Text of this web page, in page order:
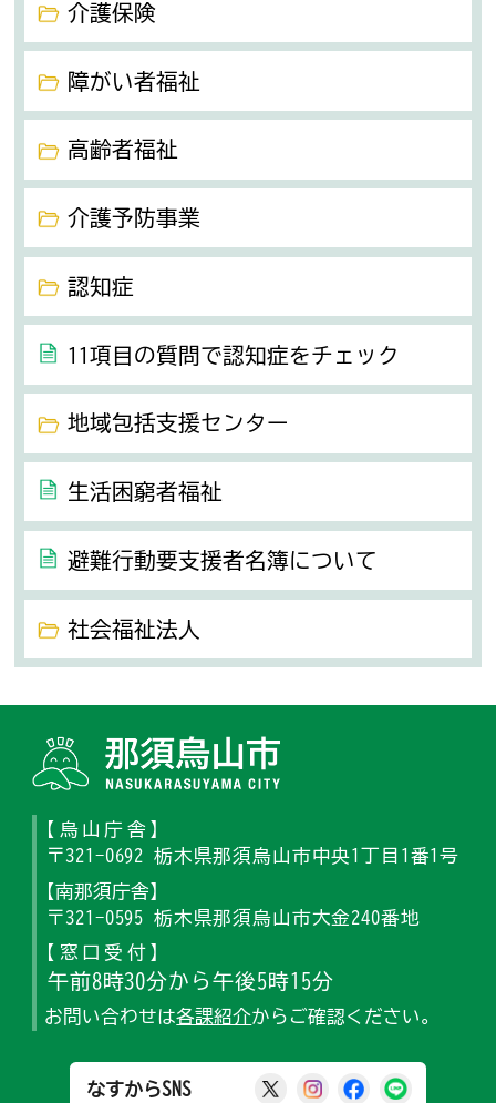
介護保険
障がい者福祉
高齢者福祉
介護予防事業
認知症
11項目の質問で認知症をチェック
地域包括支援センター
生活困窮者福祉
避難行動要支援者名簿について
社会福祉法人
【烏山庁舎】
〒321-0692 栃木県那須烏山市中央1丁目1番1号
【南那須庁舎】
〒321-0595 栃木県那須烏山市大金240番地
【窓口受付】
午前8時30分から午後5時15分
お問い合わせは各課紹介からご確認ください。
なすからSNS 那須烏山市公式X
那須烏山市公式
那須烏山市